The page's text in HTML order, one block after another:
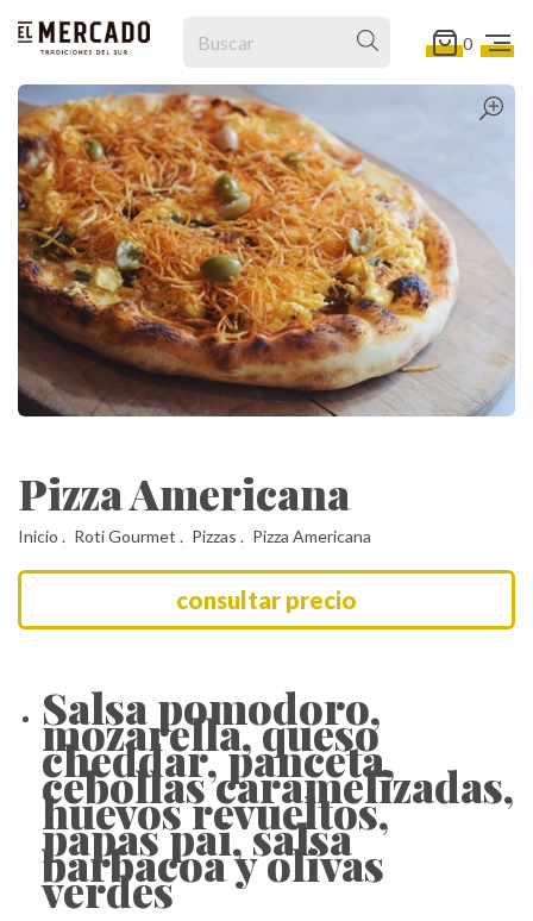
0
Pizza Americana
Inicio . Roti Gourmet . Pizzas . Pizza Americana
Salsa pomodoro,
mozarella, queso
cheddar, panceta,
cebollas caramelizadas,
huevos revueltos,
papas pai, salsa
barbacoa y olivas
verdes